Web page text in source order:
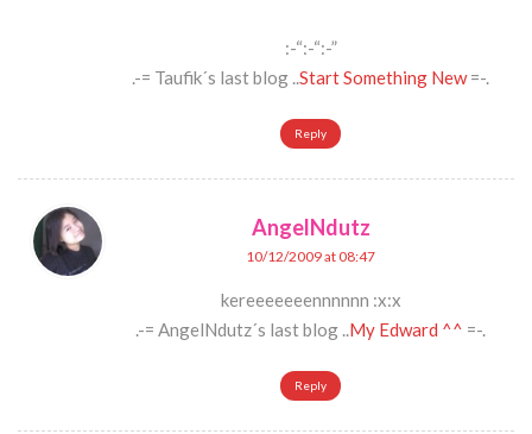
:-“:-“:-”
.-= Taufik´s last blog .. Start Something New=-.
Reply
AngelNdutz
10/12/2009 at 08:47
kereeeeeeennnnnn :x:x
.-= AngelNdutz´s last blog .. My Edward ^^ =-.
Reply